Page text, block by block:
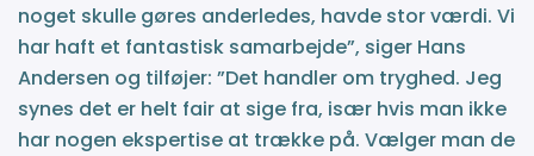
noget skulle gøres anderledes, havde stor værdi. Vi
har haft et fantastisk samarbejde”, siger Hans
Andersen og tilføjer: ”Det handler om tryghed. Jeg
synes det er helt fair at sige fra, især hvis man ikke
har nogen ekspertise at trække på. Vælger man de